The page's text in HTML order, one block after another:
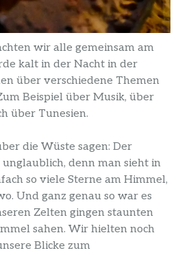
wir alle gemeinsam am
kalt in der Nacht in der
über verschiedene Themen
Beispiel über Musik, über
über Tunesien.
die Wüste sagen: Der
denn man sieht in
so viele Sterne am Himmel,
Und ganz genau so war es
Zelten gingen staunten
sahen. Wir hielten noch
Blicke zum